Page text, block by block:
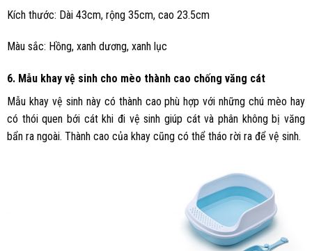
Kích thước: Dài 43cm, rộng 35cm, cao 23.5cm
Màu sắc: Hồng, xanh dương, xanh lục
6. Mẫu khay vệ sinh cho mèo thành cao chống văng cát
Mẫu khay vệ sinh này có thành cao phù hợp với những chú mèo hay
có thói quen bới cát khi đi vệ sinh giúp cát và phân không bị văng
bẩn ra ngoài. Thành cao của khay cũng có thể tháo rời ra để vệ sinh.